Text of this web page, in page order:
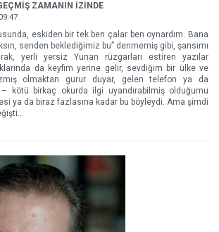
ZAMANIN İZİNDE
eskiden bir tek ben çalar ben oynardım. Bana
senden beklediğimiz bu” denmemiş gibi, şansımı
yerli yersiz Yunan rüzgarları estiren yazılar
da keyfim yerine gelir, sevdiğim bir ülke ve
olmaktan gurur duyar, gelen telefon ya da
kötü birkaç okurda ilgi uyandırabilmiş olduğumu
ya da biraz fazlasına kadar bu böyleydi. Ama şimdi